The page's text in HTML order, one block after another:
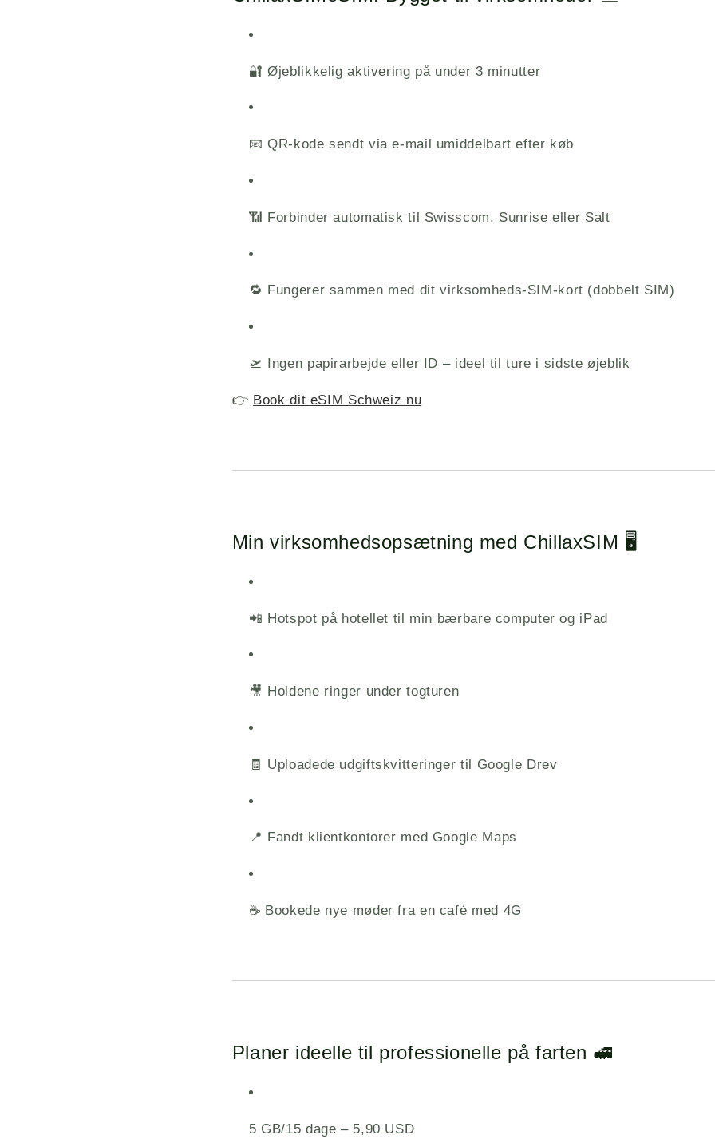
🔐 Øjeblikkelig aktivering på under 3 minutter
📧 QR-kode sendt via e-mail umiddelbart efter køb
📶 Forbinder automatisk til Swisscom, Sunrise eller Salt
🔁 Fungerer sammen med dit virksomheds-SIM-kort (dobbelt SIM)
🛫 Ingen papirarbejde eller ID – ideel til ture i sidste øjeblik
👉 Book dit eSIM Schweiz nu
Min virksomhedsopsætning med ChillaxSIM 🖥️
📲 Hotspot på hotellet til min bærbare computer og iPad
🎥 Holdene ringer under togturen
🧾 Uploadede udgiftskvitteringer til Google Drev
📍 Fandt klientkontorer med Google Maps
☕ Bookede nye møder fra en café med 4G
Planer ideelle til professionelle på farten 🚅
5 GB/15 dage – 5,90 USD